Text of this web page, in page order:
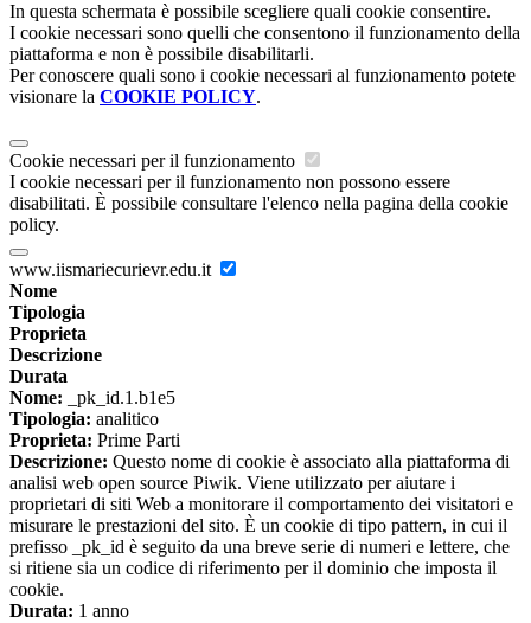
In questa schermata è possibile scegliere quali cookie consentire.
I cookie necessari sono quelli che consentono il funzionamento della
piattaforma e non è possibile disabilitarli.
Per conoscere quali sono i cookie necessari al funzionamento potete
visionare la COOKIE POLICY.
Cookie necessari per il funzionamento
I cookie necessari per il funzionamento non possono essere
disabilitati. È possibile consultare l'elenco nella pagina della cookie
policy.
www.iismariecurievr.edu.it
Nome
Tipologia
Proprieta
Descrizione
Durata
Nome: _pk_id.1.b1e5
Tipologia: analitico
Proprieta: Prime Parti
Descrizione: Questo nome di cookie è associato alla piattaforma di
analisi web open source Piwik. Viene utilizzato per aiutare i
proprietari di siti Web a monitorare il comportamento dei visitatori e
misurare le prestazioni del sito. È un cookie di tipo pattern, in cui il
prefisso _pk_id è seguito da una breve serie di numeri e lettere, che
si ritiene sia un codice di riferimento per il dominio che imposta il
cookie.
Durata: 1 anno